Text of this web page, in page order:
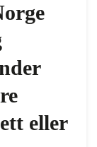
eller